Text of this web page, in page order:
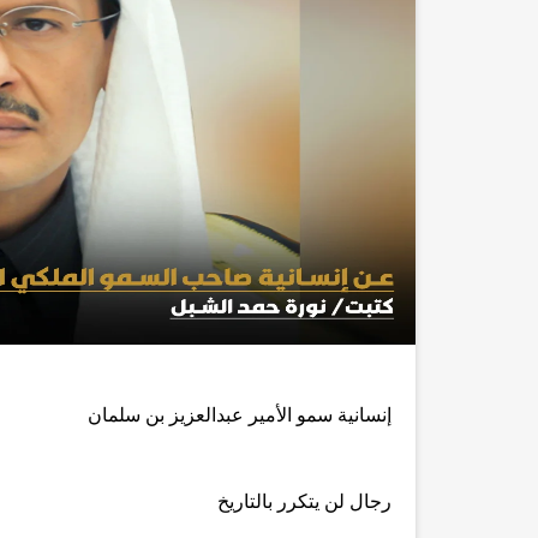
إنسانية سمو الأمير عبدالعزيز بن سلمان
رجال لن يتكرر بالتاريخ